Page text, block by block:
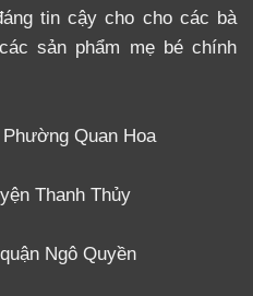
tin cậy cho cho các bà
sản phẩm mẹ bé chính
Quan Hoa
Thanh Thủy
Ngô Quyền